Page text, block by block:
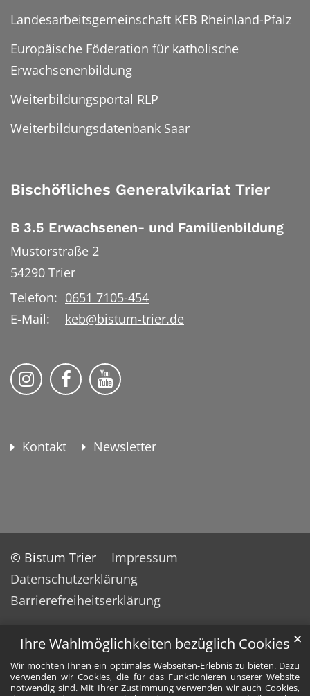
Ihre Wahlmöglichkeiten bezüglich Cookies
Wir möchten Ihnen ein optimales Webseiten-Erlebnis zu bieten. Dazu
verwenden wir Cookies, die für das Funktionieren unserer Website
notwendig sind. Mit Ihrer Zustimmung verwenden wir auch Cookies,
✕
Landesarbeitsgemeinschaft KEB Rheinland-Pfalz
Europäische Föderation für katholische
Erwachsenenbildung
Weiterbildungsportal RLP
Weiterbildungsdatenbank Saar
Bischöfliches Generalvikariat Trier
B 3.5 Erwachsenen- und Familienbildung
Mustorstraße 2
54290 Trier
Telefon: 0651 7105-454
E-Mail:
keb@bistum-trier.de
KEB Bildung Leben auf Instagram
KEB Bildung Leben auf Facebook
KEB Bildung Leben auf
Kontakt Newsletter
© Bistum Trier
Impressum
Datenschutzerklärung
Barrierefreiheitserklärung